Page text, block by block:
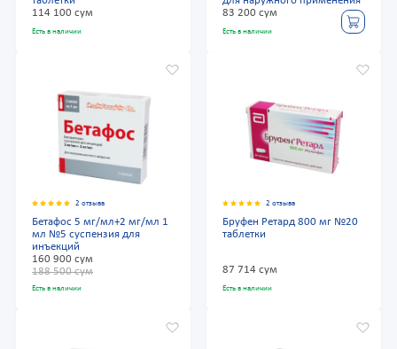
114 100 сум
Есть в наличии
83 200 сум
Есть в наличии
2 отзыва
Бетафос 5 мг/мл+2 мг/мл 1
мл №5 суспензия для
инъекций
160 900 сум
188 500 сум
Есть в наличии
2 отзыва
Бруфен Ретард 800 мг №20
таблетки
87 714 сум
Есть в наличии